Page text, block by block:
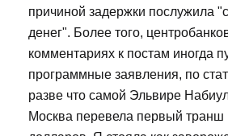
причиной задержки послужила
денег". Более того,
комментариях к постам иногда
программные заявления, по
разве что самой Эльвире
Москва перевела первый транш